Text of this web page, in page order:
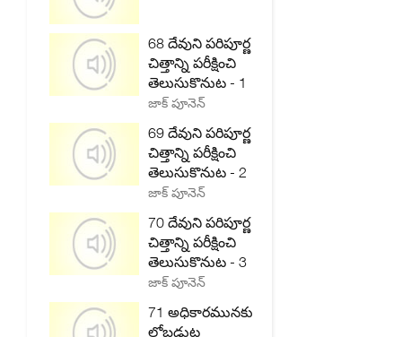
68 దేవుని పరిపూర్ణ
చిత్తాన్ని పరీక్షించి
తెలుసుకొనుట - 1
జాక్ పూనెన్
69 దేవుని పరిపూర్ణ
చిత్తాన్ని పరీక్షించి
తెలుసుకొనుట - 2
జాక్ పూనెన్
70 దేవుని పరిపూర్ణ
చిత్తాన్ని పరీక్షించి
తెలుసుకొనుట - 3
జాక్ పూనెన్
71 అధికారమునకు
లోబడుట